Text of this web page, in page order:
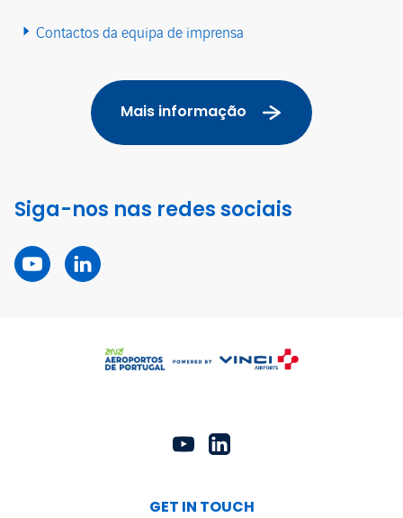
Contactos da equipa de imprensa
Mais informação
Siga-nos nas redes sociais
GET IN TOUCH